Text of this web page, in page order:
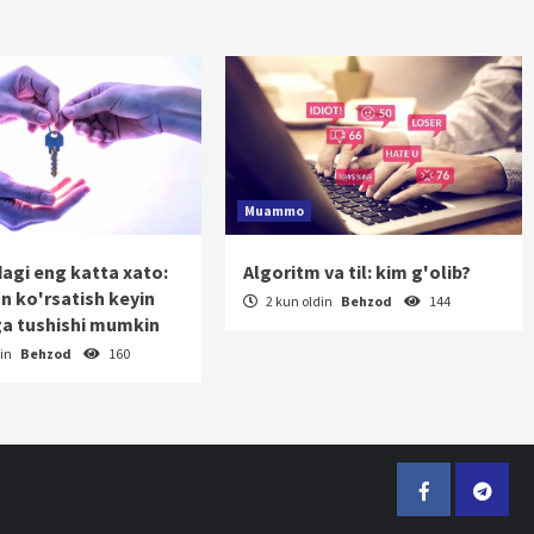
eng katta xato:
ko'rsatish keyin
tushishi mumkin
Behzod 160
Muammo
Algoritm va til: kim g'olib?
2 kun oldin Behzod 144
Facebook